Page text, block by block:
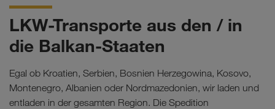
LKW-Transporte aus den / in
die Balkan-Staaten
Egal ob Kroatien, Serbien, Bosnien Herzegowina, Kosovo,
Montenegro, Albanien oder Nordmazedonien, wir laden und
entladen in der gesamten Region. Die Spedition